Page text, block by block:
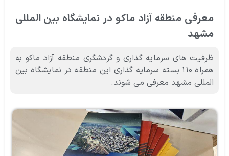
معرفی منطقه آزاد ماکو در نمایشگاه بین المللی
مشهد
ظرفیت های سرمایه گذاری و گردشگری منطقه آزاد ماکو به
همراه ۱۱۰ بسته سرمایه گذاری این منطقه در نمایشگاه بین
المللی مشهد معرفی می شوند.